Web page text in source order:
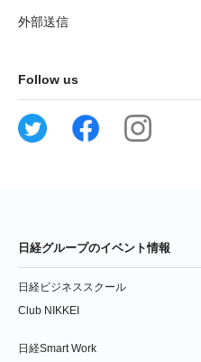
外部送信
Follow us
日経グループのイベント情報
日経ビジネススクール
Club NIKKEI
日経Smart Work